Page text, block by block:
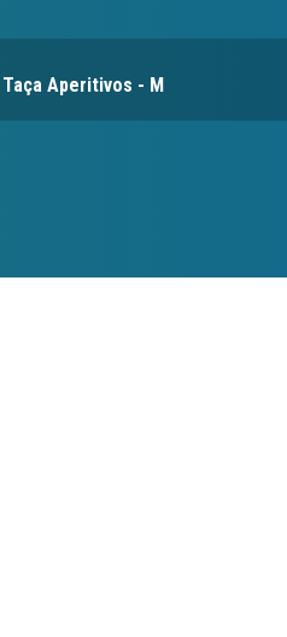
Taça Aperitivos - M